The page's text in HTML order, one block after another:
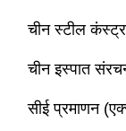
इस्पात संरचना
चीन स्टील
चीन इस्पात
सीई प्रमाणन